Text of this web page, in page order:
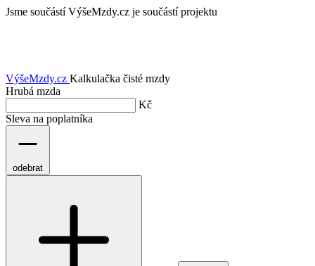
Jsme součástí VýšeMzdy.cz je součástí projektu
VýšeMzdy.cz Kalkulačka čisté mzdy
Hrubá mzda
Kč
Sleva na poplatníka
odebrat